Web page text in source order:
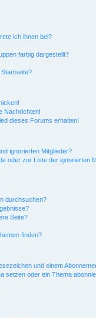
ich ihnen bei?
farbig dargestellt?
Startseite?
Nachrichten!
dieses Forums erhalten!
ignorierten Mitglieder?
oder zur Liste der ignorierten
durchsuchen?
Seite?
finden?
und einem
setzen oder ein Thema